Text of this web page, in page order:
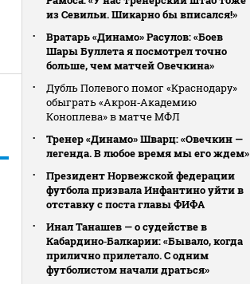
из Севильи. Шикарно бы вписался!»
Вратарь «Динамо» Расулов: «Боев
Шары Буллета я посмотрел точно
больше, чем матчей Овечкина»
Дубль Полевого помог «Краснодару»
обыграть «Акрон‑Академию
Коноплева» в матче МФЛ
Тренер «Динамо» Шварц: «Овечкин —
легенда. В любое время мы его ждем»
Президент Норвежской федерации
футбола призвала Инфантино уйти в
отставку с поста главы ФИФА
Инал Танашев — о судействе в
Кабардино‑Балкарии: «Бывало, когда
прилично прилетало. С одним
футболистом начали драться»